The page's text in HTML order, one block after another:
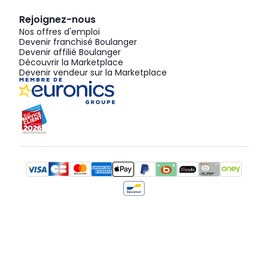
Rejoignez-nous
Nos offres d'emploi
Devenir franchisé Boulanger
Devenir affilié Boulanger
Découvrir la Marketplace
Devenir vendeur sur la Marketplace